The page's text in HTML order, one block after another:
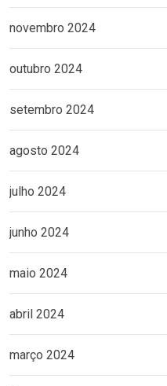
novembro 2024
outubro 2024
setembro 2024
agosto 2024
julho 2024
junho 2024
maio 2024
abril 2024
março 2024